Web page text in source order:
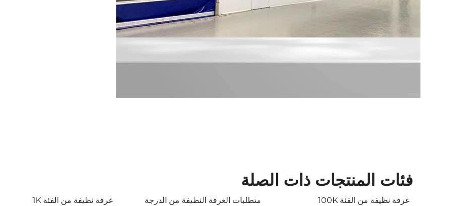
فئات المنتجات ذات الصلة
غرفة نظيفة من الفئة 100K
متطلبات الغرفة النظيفة من الدرجة
غرفة نظيفة من الفئة 1K